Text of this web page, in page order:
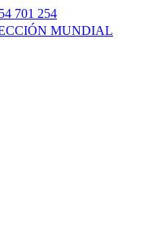
701 254
MUNDIAL